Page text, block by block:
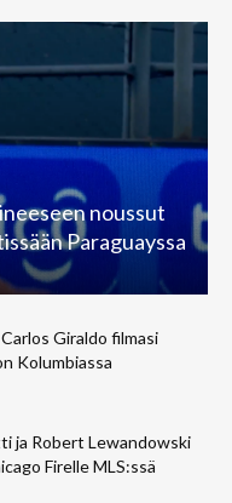
noussut
Paraguayssa
Giraldo filmasi
Kolumbiassa
ja Robert Lewandowski
Firelle MLS:ssä